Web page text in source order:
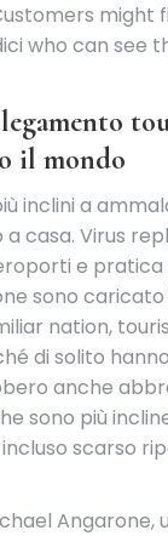
might
who can see
il mondo
inclini a
a casa. Virus
e
sono
nation,
di solito
anche
sono più
scarso
Angarone,